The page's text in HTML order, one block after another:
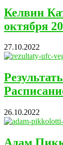
Келвин
октября
27.10.2022
26.10.2022